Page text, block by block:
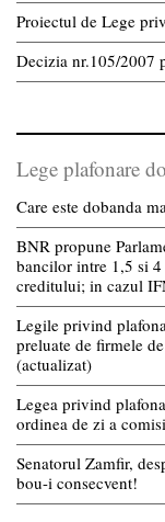
Proiectul de Lege
Decizia nr.105/2007
Lege plafonare
Care este dobanda
BNR propune
bancilor intre 1,5 si
creditului; in cazul
Legile privind
preluate de firmele
(actualizat)
Legea privind
ordinea de zi a
Senatorul Zamfir,
bou-i consecvent!